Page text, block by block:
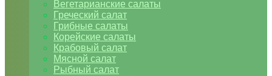
Вегетарианские салаты
Греческий салат
Грибные салаты
Корейские салаты
Крабовый салат
Мясной салат
Рыбный салат